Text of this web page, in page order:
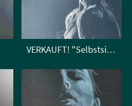
VERKAUFT! "Selbstsicherheit"